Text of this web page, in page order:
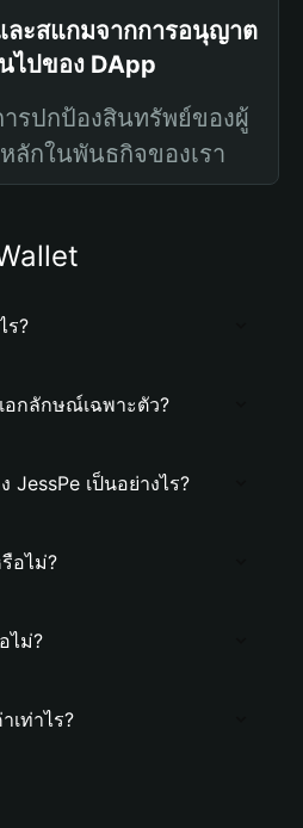
ละสแกมจากการอนุญาต
ไปของ DApp
รปกป้องสินทรัพย์ของผู้
ลักในพันธกิจของเรา
ร?
อกลักษณ์เฉพาะตัว?
เป็นอย่างไร?
อไม่?
ไม่?
เท่าไร?